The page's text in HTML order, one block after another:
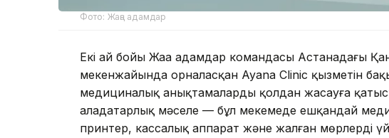
Фото: Жаңа адамдар
Екі ай бойы Жаңа адамдар командасы Астанадағы
мекенжайында орналасқан Ayana Clinic қызметін
медициналық анықтамаларды қолдан жасауға
алаңдатарлық мәселе — бұл мекемеде ешқандай
принтер, кассалық аппарат және жалған мөрлердің